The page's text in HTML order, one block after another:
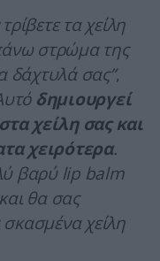
τα χείλη
στρώμα της
δάχτυλά σας”,
δημιουργεί
χείλη σας και
χειρότερα.
βαρύ lip balm
θα σας
χείλη